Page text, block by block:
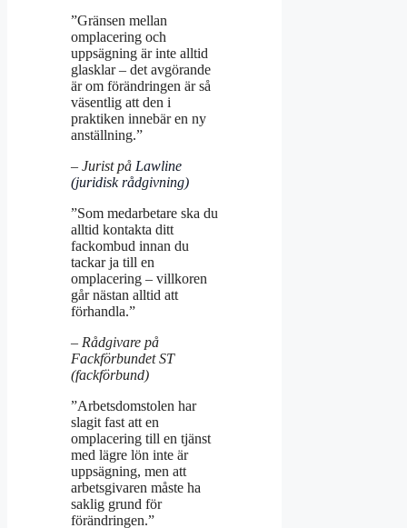
”Gränsen mellan
omplacering och
uppsägning är inte alltid
glasklar – det avgörande
är om förändringen är så
väsentlig att den i
praktiken innebär en ny
anställning.”
– Jurist på Lawline
(juridisk rådgivning)
”Som medarbetare ska du
alltid kontakta ditt
fackombud innan du
tackar ja till en
omplacering – villkoren
går nästan alltid att
förhandla.”
– Rådgivare på
Fackförbundet ST
(fackförbund)
”Arbetsdomstolen har
slagit fast att en
omplacering till en tjänst
med lägre lön inte är
uppsägning, men att
arbetsgivaren måste ha
saklig grund för
förändringen.”